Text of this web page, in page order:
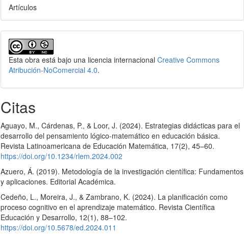
Artículos
Esta obra está bajo una licencia internacionalCreative Commons
Atribución-NoComercial 4.0.
Citas
Aguayo, M., Cárdenas, P., & Loor, J. (2024). Estrategias didácticas para el
desarrollo del pensamiento lógico-matemático en educación básica.
Revista Latinoamericana de Educación Matemática, 17(2), 45–60.
https://doi.org/10.1234/rlem.2024.002
Azuero, Á. (2019). Metodología de la investigación científica: Fundamentos
y aplicaciones. Editorial Académica.
Cedeño, L., Moreira, J., & Zambrano, K. (2024). La planificación como
proceso cognitivo en el aprendizaje matemático. Revista Científica
Educación y Desarrollo, 12(1), 88–102.
https://doi.org/10.5678/ed.2024.011